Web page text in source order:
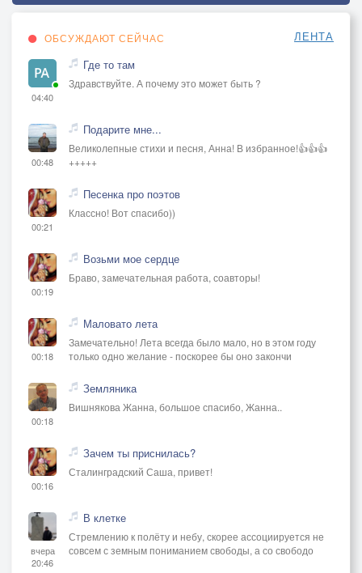
ОБСУЖДАЮТ СЕЙЧАС ЛЕНТА
04:40
Где то там
Здравствуйте. А почему это может быть ?
00:48
Подарите мне...
Великолепные стихи и песня, Анна! В избранное!👍👍👍
+++++
00:21
Песенка про поэтов
Классно! Вот спасибо))
00:19
Возьми мое сердце
Браво, замечательная работа, соавторы!
00:18
Маловато лета
Замечательно! Лета всегда было мало, но в этом году
только одно желание - поскорее бы оно закончи
00:18
Земляника
Вишнякова Жанна, большое спасибо, Жанна..
00:16
Зачем ты приснилась?
Сталинградский Саша, привет!
вчера
20:46
В клетке
Стремлению к полёту и небу, скорее ассоциируется не
совсем с земным пониманием свободы, а со свободо